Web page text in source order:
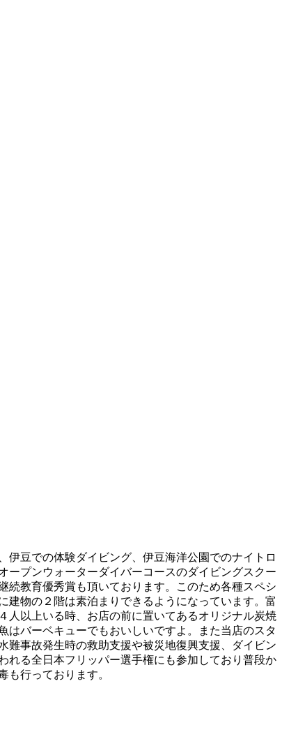
豆での体験ダイビング、伊豆海洋公園でのナイトロ
ープンウォーターダイバーコースのダイビングスクー
続教育優秀賞も頂いております。このため各種スペシ
建物の２階は素泊まりできるようになっています。富
人以上いる時、お店の前に置いてあるオリジナル炭焼
はバーベキューでもおいしいですよ。また当店のスタ
難事故発生時の救助支援や被災地復興支援、ダイビン
れる全日本フリッパー選手権にも参加しており普段か
行っております。